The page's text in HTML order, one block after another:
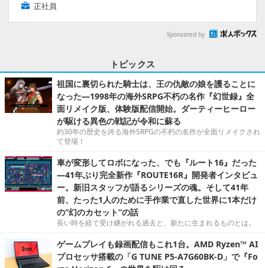
正社員
Sponsored by
トピックス
祖国に裏切られた騎士は、王の仇敵の娘を護ることに
なった―1998年の海外SRPG不朽の名作『幻世録』全
面リメイク版、体験版配信開始。ダーティーヒーロー
が駆ける異色の戦記が令和に蘇る
約30年の歴史を誇る海外SRPGの不朽の名作が全面リメイクされ
て登場！
車が変形してロボになった、でも『ルート16』だった
―41年ぶり完全新作『ROUTE16R』開発者インタビュ
ー。新旧スタッフが語るシリーズの魂。そして41年
前、たった1人のために手作業で直した世界に1本だけ
の“幻のカセット”の話
長い時を経て受け継がれる過去と、新たに生まれるものとは。
ゲームプレイも録画配信もこれ1台。AMD Ryzen™ AI
プロセッサ搭載の「G TUNE P5-A7G60BK-D」で『Fo